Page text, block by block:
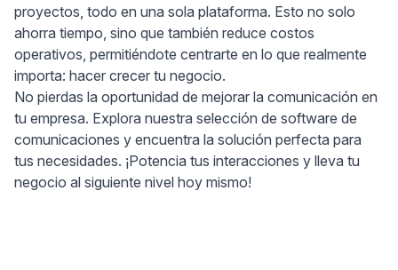
proyectos, todo en una sola plataforma. Esto no solo
ahorra tiempo, sino que también reduce costos
operativos, permitiéndote centrarte en lo que realmente
importa: hacer crecer tu negocio.
No pierdas la oportunidad de mejorar la comunicación en
tu empresa. Explora nuestra selección de software de
comunicaciones y encuentra la solución perfecta para
tus necesidades. ¡Potencia tus interacciones y lleva tu
negocio al siguiente nivel hoy mismo!